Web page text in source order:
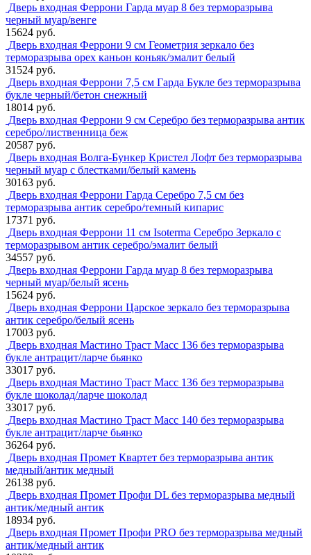
Дверь входная Феррони Гарда муар 8 без терморазрыва
черный муар/венге
15624 руб.
Дверь входная Феррони 9 см Геометрия зеркало без
терморазрыва орех каньон коньяк/эмалит белый
31524 руб.
Дверь входная Феррони 7,5 см Гарда Букле без терморазрыва
букле черный/бетон снежный
18014 руб.
Дверь входная Феррони 9 см Серебро без терморазрыва антик
серебро/лиственница беж
20587 руб.
Дверь входная Волга-Бункер Кристел Лофт без терморазрыва
черный муар с блестками/белый камень
30163 руб.
Дверь входная Феррони Гарда Серебро 7,5 см без
терморазрыва антик серебро/темный кипарис
17371 руб.
Дверь входная Феррони 11 см Isoterma Серебро Зеркало с
терморазрывом антик серебро/эмалит белый
34557 руб.
Дверь входная Феррони Гарда муар 8 без терморазрыва
черный муар/белый ясень
15624 руб.
Дверь входная Феррони Царское зеркало без терморазрыва
антик серебро/белый ясень
17003 руб.
Дверь входная Мастино Траст Масс 136 без терморазрыва
букле антрацит/ларче бьянко
33017 руб.
Дверь входная Мастино Траст Масс 136 без терморазрыва
букле шоколад/ларче шоколад
33017 руб.
Дверь входная Мастино Траст Масс 140 без терморазрыва
букле антрацит/ларче бьянко
36264 руб.
Дверь входная Промет Квартет без терморазрыва антик
медный/антик медный
26138 руб.
Дверь входная Промет Профи DL без терморазрыва медный
антик/медный антик
18934 руб.
Дверь входная Промет Профи PRO без терморазрыва медный
антик/медный антик